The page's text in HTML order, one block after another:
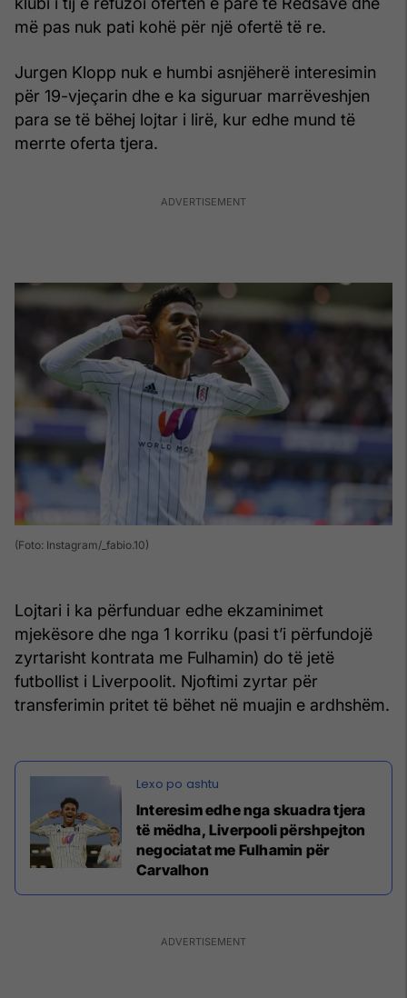
më pas nuk pati kohë për një ofertë të re.
Jurgen Klopp nuk e humbi asnjëherë interesimin
për 19-vjeçarin dhe e ka siguruar marrëveshjen
para se të bëhej lojtar i lirë, kur edhe mund të
merrte oferta tjera.
(Foto: Instagram/_fabio.10)
Lojtari i ka përfunduar edhe ekzaminimet
mjekësore dhe nga 1 korriku (pasi t’i përfundojë
zyrtarisht kontrata me Fulhamin) do të jetë
futbollist i Liverpoolit. Njoftimi zyrtar për
transferimin pritet të bëhet në muajin e ardhshëm.
Interesim edhe nga skuadra tjera
të mëdha, Liverpooli përshpejton
negociatat me Fulhamin për
Carvalhon